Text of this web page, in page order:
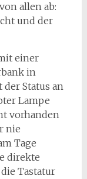
allen ab:
und der
einer
in
Status an
Lampe
vorhanden
nie
Tage
direkte
Tastatur